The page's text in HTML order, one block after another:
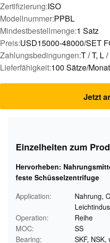
Zertifizierung:ISO
Modellnummer:PPBL
Mindestbestellmenge:1 Satz
Preis:USD15000-48000/SET
Zahlungsbedingungen:T / T, L
Lieferfähigkeit:100 Sätze/Monat
Jetzt
Einzelheiten zum
Hervorheben:
feste Schüsselzentrifuge
Application:
Nahrung,
Operation:
Reihe
MOC:
SS
Bearing:
SKF, NSK,